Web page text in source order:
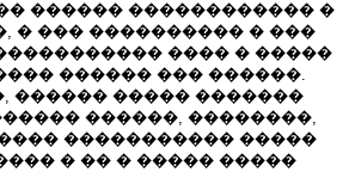
������ ������������ �
� ��� ���������� � ���
���� � �����
������ ��� ������.
������ ����� �������
������, ��������,
����������� �����
� �� � ����� �����